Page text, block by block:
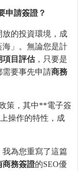
申請簽證？
的投資環境，成
」。無論您是計
項目評估，只要是
需要事先申請商務
策，其中**電子簽
操作的特性，成
為您重寫了這篇
商務簽證的SEO優